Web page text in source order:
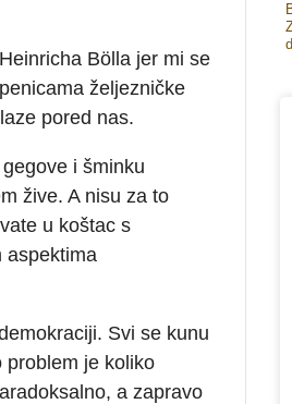
Bölla jer mi se
željezničke
pored nas.
i šminku
žive. A nisu za to
u koštac s
aspektima
Svi se kunu
problem je koliko
a zapravo